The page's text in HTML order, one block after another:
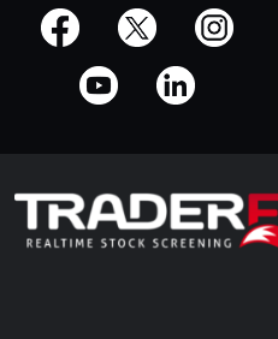
offizielle Social Media-Accounts